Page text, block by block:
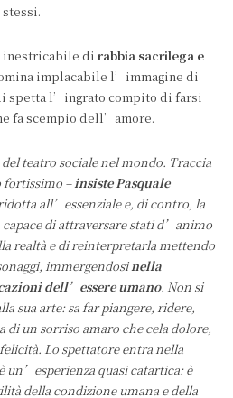
inestricabile di rabbia sacrilega e
implacabile l’immagine di
spetta l’ingrato compito di farsi
fa scempio dell’amore.
teatro sociale nel mondo. Traccia
fortissimo –insiste Pasquale
all’essenziale e, di contro, la
di attraversare stati d’animo
realtà e di reinterpretarla mettendo
immergendosinella
dell’essere umano. Non si
sua arte: sa far piangere, ridere,
di un sorriso amaro che cela dolore,
Lo spettatore entra nella
un’esperienza quasi catartica: è
della condizione umana e della